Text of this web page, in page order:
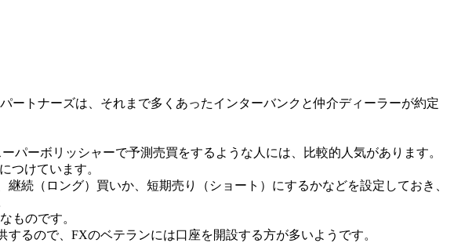
トナーズは、それまで多くあったインターバンクと仲介ディーラーが約定
ーボリッシャーで予測売買をするような人には、比較的人気があります。
つけています。
続（ロング）買いか、短期売り（ショート）にするかなどを設定しておき、
ものです。
るので、FXのベテランには口座を開設する方が多いようです。